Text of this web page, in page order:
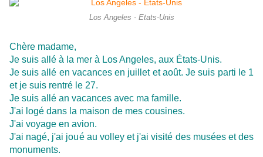
Los Angeles - Etats-Unis
Chère madame,
Je suis allé à la mer à Los Angeles, aux États-Unis.
Je suis allé en vacances en juillet et août. Je suis parti le 1
et je suis rentré le 27.
Je suis allé an vacances avec ma famille.
J'ai logé dans la maison de mes cousines.
J'ai voyage en avion.
J'ai nagé, j'ai joué au volley et j'ai visité des musées et des
monuments.